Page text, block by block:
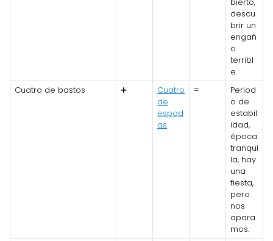
descu
brir un
engañ
o
terribl
e.
Cuatro de bastos
➕
Cuatro
de
espad
as
=
Period
o de
estabil
idad,
época
tranqui
la, hay
una
fiesta,
pero
nos
apara
mos.